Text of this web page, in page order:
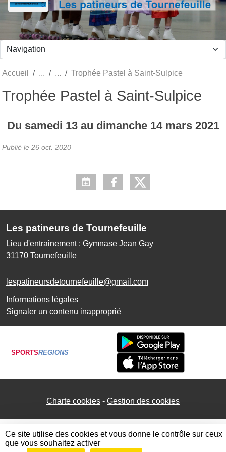
Accueil Trophée Pastel à Saint-Sulpice
Trophée Pastel à Saint-Sulpice
Du samedi 13au dimanche 14 mars 2021
Publié le 26 oct. 2020
Les patineurs de Tournefeuille
Lieu d'entrainement : Gymnase Jean Gay
31170 Tournefeuille
lespatineursdetournefeuille@gmail.com
Informations légales
Signaler un contenu inapproprié
SPORTSREGIONS
Charte cookies Gestion des cookies
Panneau de gestion des cookies
Ce site utilise des cookies et vous donne le contrôle sur ceux
que vous souhaitez activer